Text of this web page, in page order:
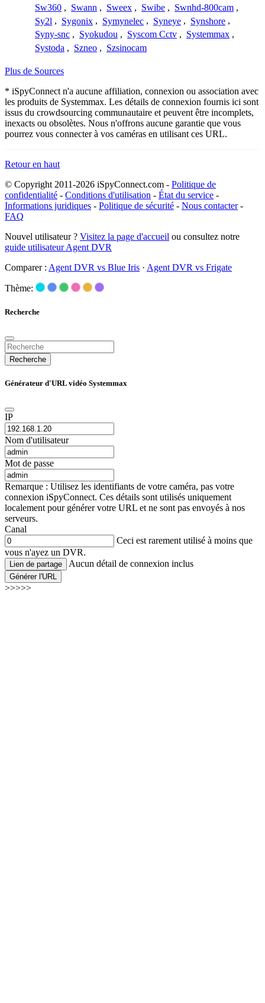
Sw360 , Swann , Sweex , Swibe , Swnhd-800cam ,
Sy2l , Sygonix , Symynelec , Syneye , Synshore ,
Syny-snc , Syokudou , Syscom Cctv , Systemmax ,
Systoda , Szneo , Szsinocam
Plus de Sources
* iSpyConnect n'a aucune affiliation, connexion ou association avec
les produits de Systemmax. Les détails de connexion fournis ici sont
issus du crowdsourcing communautaire et peuvent être incomplets,
inexacts ou obsolètes. Nous n'offrons aucune garantie que vous
pourrez vous connecter à vos caméras en utilisant ces URL.
Retour en haut
© Copyright 2011-2026 iSpyConnect.com - Politique de
confidentialité - Conditions d'utilisation - État du service -
Informations juridiques - Politique de sécurité - Nous contacter-
FAQ
Nouvel utilisateur ? Visitez la page d'accueil ou consultez notre
guide utilisateur Agent DVR
Comparer : Agent DVR vs Blue Iris · Agent DVR vs Frigate
Thème:
Recherche
Recherche
Générateur d'URL vidéo Systemmax
IP
Nom d'utilisateur
Mot de passe
Remarque : Utilisez les identifiants de votre caméra, pas votre
connexion iSpyConnect. Ces détails sont utilisés uniquement
localement pour générer votre URL et ne sont pas envoyés à nos
serveurs.
Canal
Ceci est rarement utilisé à moins que
vous n'ayez un DVR.
Lien de partage Aucun détail de connexion inclus
Générer l'URL
>>>>>